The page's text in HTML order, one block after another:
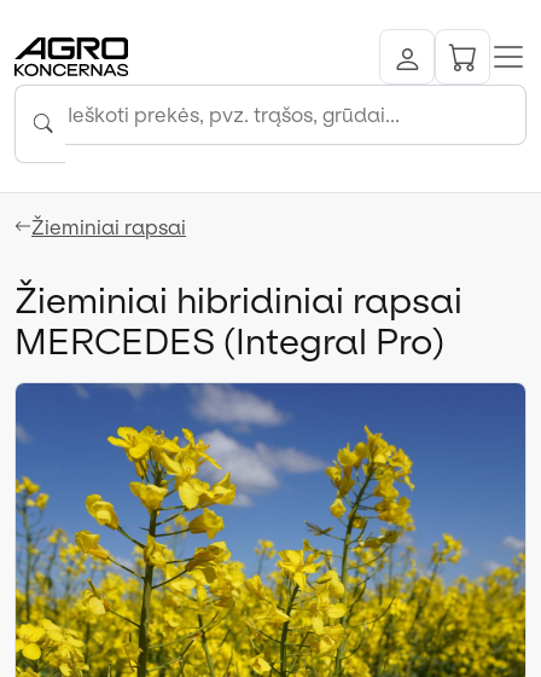
Žieminiai rapsai
Žieminiai hibridiniai rapsai
MERCEDES (Integral Pro)